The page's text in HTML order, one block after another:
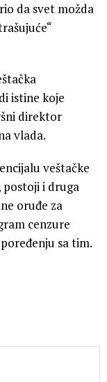
da svet možda
istine koje
direktor
vlada.
veštačke
i druga
oruđe za
cenzure
sa tim.